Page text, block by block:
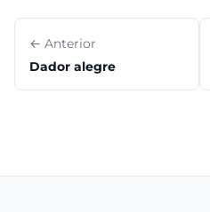
← Anterior
Dador alegre